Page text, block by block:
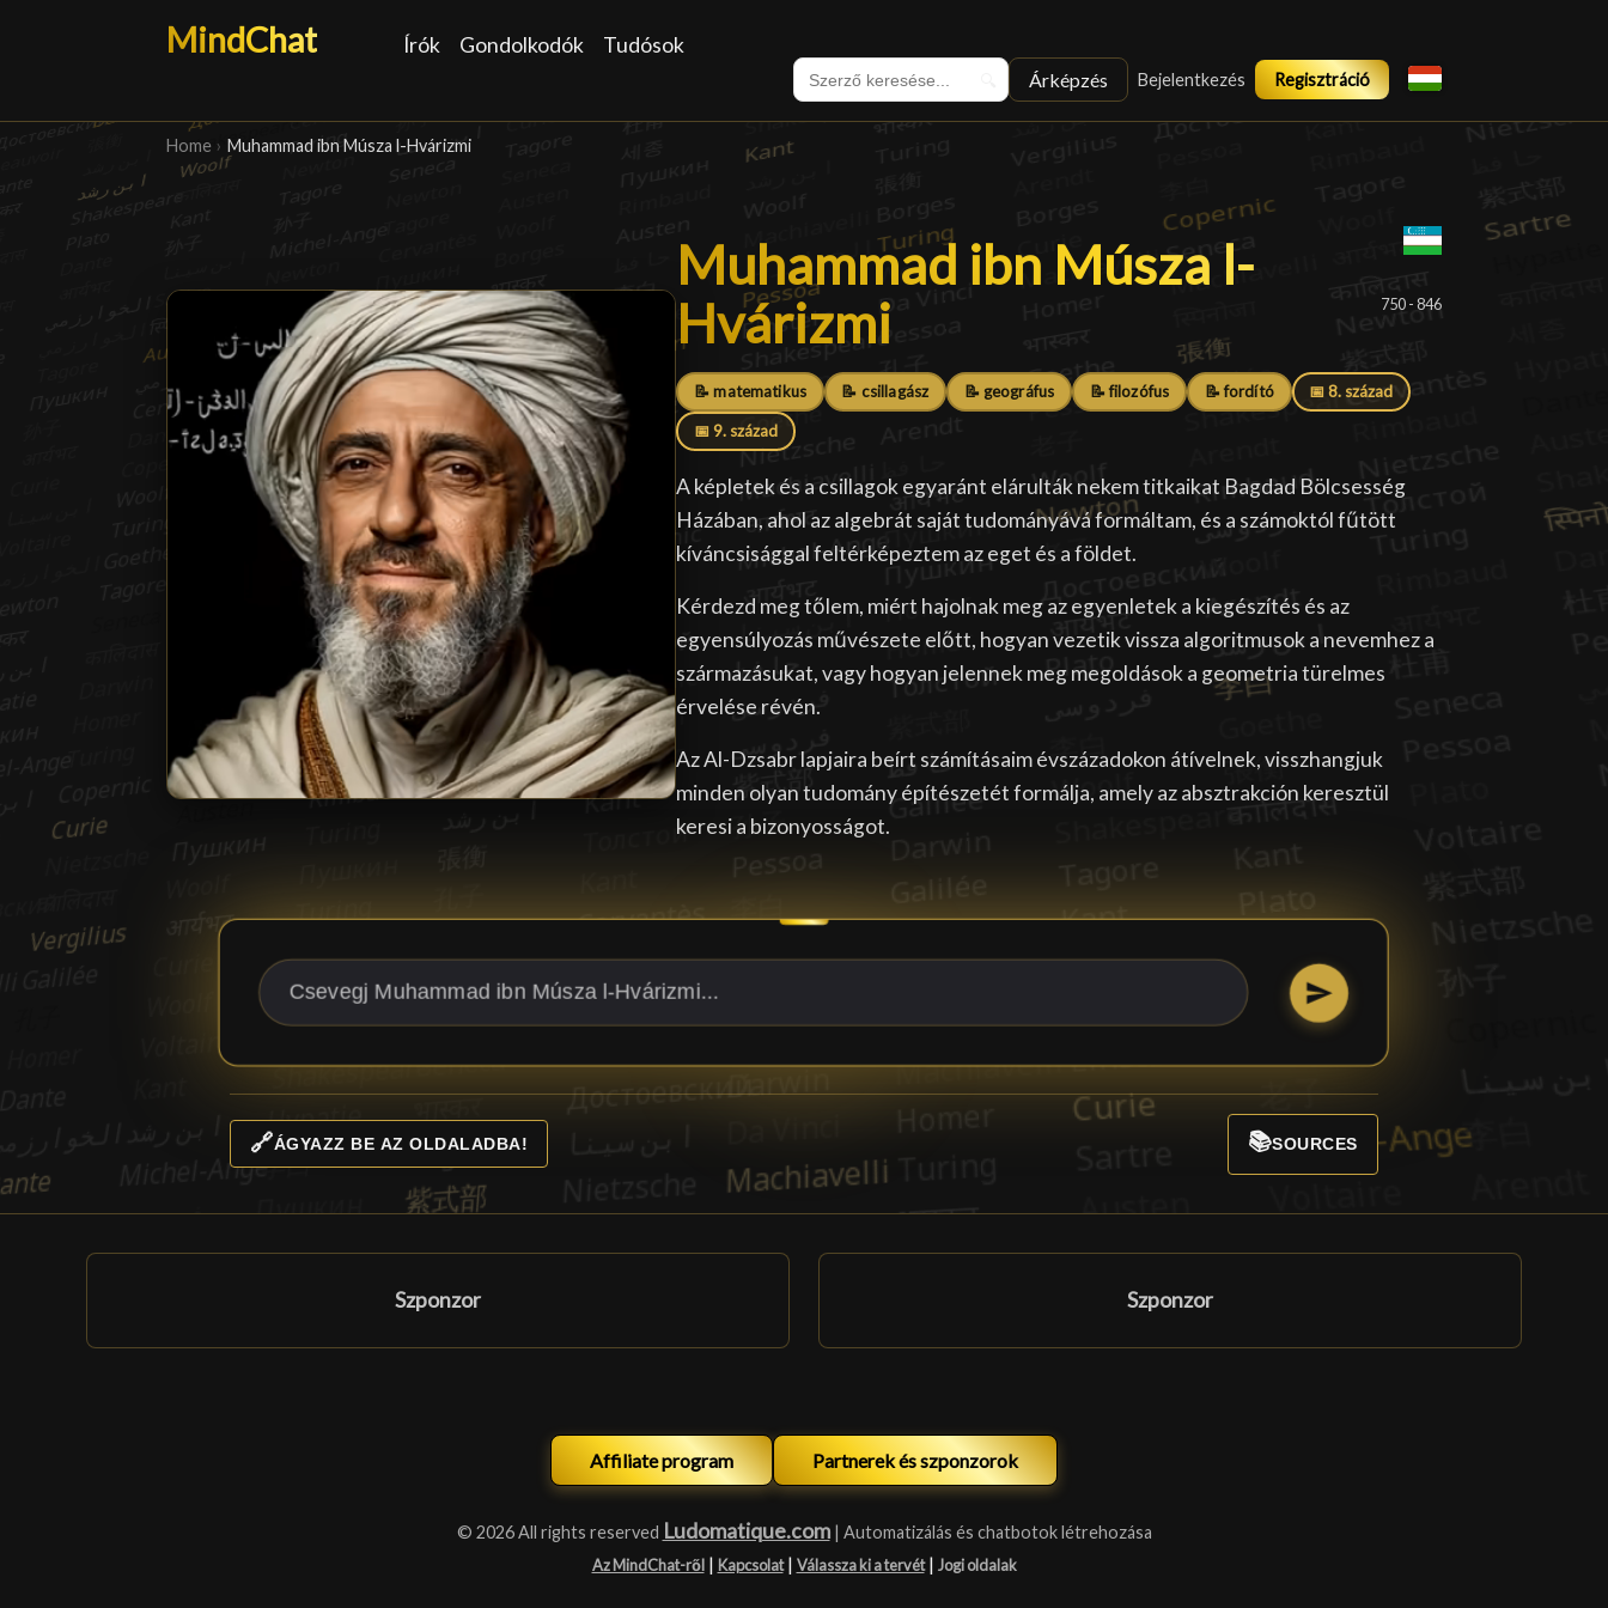
MindChat Írók Gondolkodók Tudósok
Árképzés Bejelentkezés Regisztráció
Home › Muhammad ibn Músza l-Hvárizmi
Muhammad ibn Músza l-Hvárizmi
Muhammad ibn Músza l-
Hvárizmi
750 - 846
📝 matematikus 📝 csillagász 📝 geográfus 📝 filozófus 📝 fordító 📅 8. század
📅 9. század
A képletek és a csillagok egyaránt elárulták nekem titkaikat Bagdad Bölcsesség
Házában, ahol az algebrát saját tudományává formáltam, és a számoktól fűtött
kíváncsisággal feltérképeztem az eget és a földet.
Kérdezd meg tőlem, miért hajolnak meg az egyenletek a kiegészítés és az
egyensúlyozás művészete előtt, hogyan vezetik vissza algoritmusok a nevemhez a
származásukat, vagy hogyan jelennek meg megoldások a geometria türelmes
érvelése révén.
Az Al-Dzsabr lapjaira beírt számításaim évszázadokon átívelnek, visszhangjuk
minden olyan tudomány építészetét formálja, amely az absztrakción keresztül
keresi a bizonyosságot.
🔗ÁGYAZZ BE AZ OLDALADBA! 📚SOURCES
Szponzor Szponzor
Affiliate program Partnerek és szponzorok
© 2026 All rights reserved Ludomatique.com| Automatizálás és chatbotok létrehozása
Az MindChat-ről | Kapcsolat | Válassza ki a tervét | Jogi oldalak